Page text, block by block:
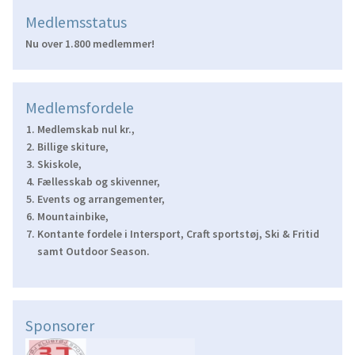
Medlemsstatus
Nu over 1.800 medlemmer!
Medlemsfordele
Medlemskab nul kr.,
Billige skiture,
Skiskole,
Fællesskab og skivenner,
Events og arrangementer,
Mountainbike,
Kontante fordele i Intersport, Craft sportstøj, Ski & Fritid
samt Outdoor Season.
Sponsorer